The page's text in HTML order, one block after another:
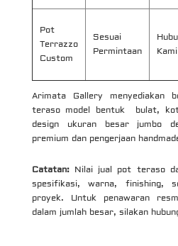
Pot
Terrazzo
Custom
Sesuai
Permintaan
Kami
Arimata Gallery menyediakan
teraso model bentuk bulat,
design ukuran besar jumbo
premium dan pengerjaan
Catatan:Nilai jual pot teraso
spesifikasi, warna, finishing,
proyek. Untuk penawaran
dalam jumlah besar, silakan